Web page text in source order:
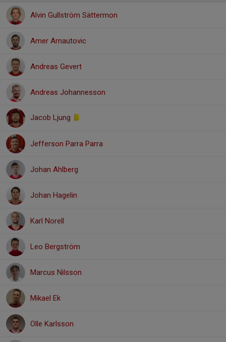
Alvin Gullström Sättermon
Amer Arnautovic
Andreas Gevert
Andreas Johannesson
Jacob Ljung
Jefferson Parra Parra
Johan Ahlberg
Johan Hagelin
Karl Norell
Leo Bergström
Marcus Nilsson
Mikael Ek
Olle Karlsson